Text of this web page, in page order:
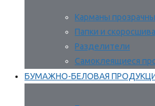
Карманы
Папки и
Разделители
Самоклеящиеся
БУМАЖНО-БЕЛОВАЯ